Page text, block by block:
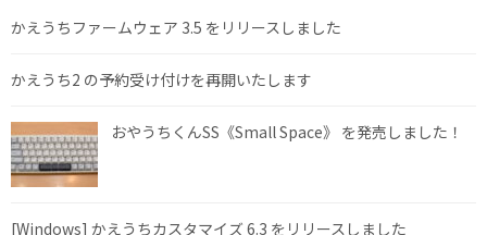
かえうちファームウェア 3.5 をリリースしました
かえうち2 の予約受け付けを再開いたします
おやうちくんSS《Small Space》 を発売しました！
[Windows] かえうちカスタマイズ 6.3 をリリースしました